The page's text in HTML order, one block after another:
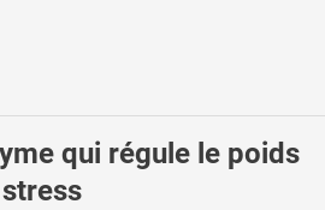
qui régule le poids